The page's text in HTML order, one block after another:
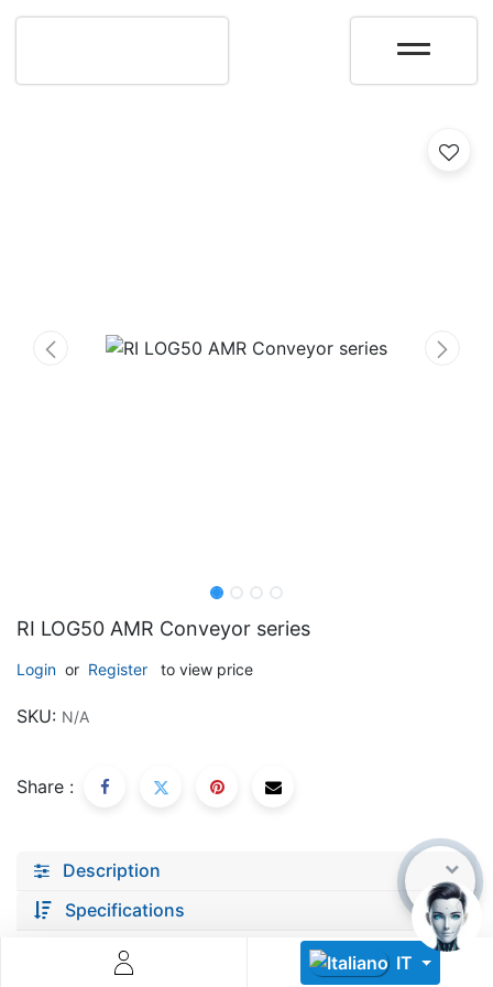
IT
RI LOG50 AMR Conveyor series
Login or Register to view price
SKU: N/A
Share :
Description
Specifications
Platformă integrată pentru managementul flotei de roboți
soluție
Află mai mult